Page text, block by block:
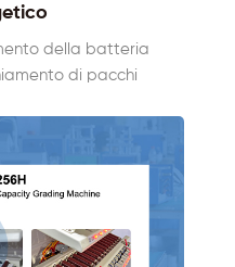
della batteria
di pacchi
batteria. La
da 20 volt a 60 volt,
testare la carica e la
utensili